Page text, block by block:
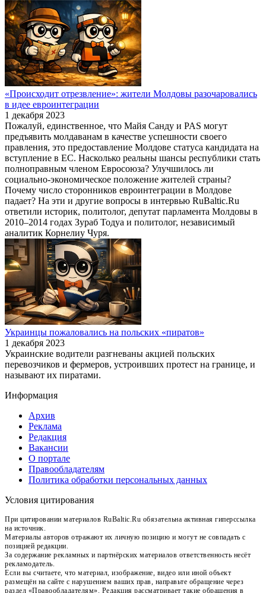
«Происходит отрезвление»: жители Молдовы разочаровались
в идее евроинтеграции
1 декабря 2023
Пожалуй, единственное, что Майя Санду и PAS могут
предъявить молдаванам в качестве успешности своего
правления, это предоставление Молдове статуса кандидата на
вступление в ЕС. Насколько реальны шансы республики стать
полноправным членом Евросоюза? Улучшилось ли
социально-экономическое положение жителей страны?
Почему число сторонников евроинтеграции в Молдове
падает? На эти и другие вопросы в интервью RuBaltic.Ru
ответили историк, политолог, депутат парламента Молдовы в
2010–2014 годах Зураб Тодуа и политолог, независимый
аналитик Корнелиу Чуря.
Украинцы пожаловались на польских «пиратов»
1 декабря 2023
Украинские водители разгневаны акцией польских
перевозчиков и фермеров, устроивших протест на границе, и
называют их пиратами.
Информация
Архив
Реклама
Редакция
Вакансии
О портале
Правообладателям
Политика обработки персональных данных
Условия цитирования
При цитировании материалов RuBaltic.Ru обязательна активная гиперссылка
на источник.
Материалы авторов отражают их личную позицию и могут не совпадать с
позицией редакции.
За содержание рекламных и партнёрских материалов ответственность несёт
рекламодатель.
Если вы считаете, что материал, изображение, видео или иной объект
размещён на сайте с нарушением ваших прав, направьте обращение через
раздел «Правообладателям». Редакция рассматривает такие обращения в